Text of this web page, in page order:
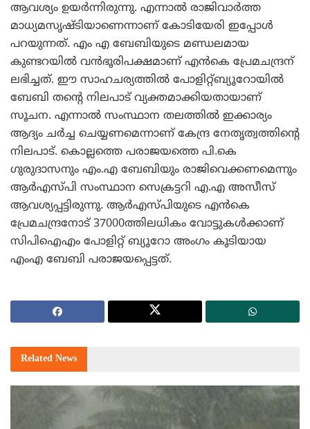
ആവശ്യം ഉയര്‍ന്നിരുന്നു. എന്നാല്‍ രാജിവാര്‍ത്ത
മാധ്യമസൃഷ്ടിയാണെന്നാണ് കോടിയേരി ഇപ്പോള്‍
പറയുന്നത്. എം എ ബേബിയുടെ മണ്ഡലമായ
കുണ്ടറയില്‍ വന്‍ഭൂരിപക്ഷമാണ് എന്‍കെ പ്രേമചന്ദ്രന്
ലഭിച്ചത്. ഈ സാഹചര്യത്തില്‍ പോളിറ്റ്ബ്യൂറോയില്‍
ബേബി തന്റെ നിലപാട് വ്യക്തമാക്കിയതായാണ്
സൂചന. എന്നാല്‍ സംസ്ഥാന തലത്തില്‍ ഇക്കാര്യം
ആദ്യം ചര്‍ച്ച ചെയ്യണമെന്നാണ് കേന്ദ്ര നേതൃത്വത്തിന്റെ
നിലപാട്. കൊല്ലത്തെ പരാജയത്തെ പി.കെ
ഗുരുദാസനും എം.എ ബേബിയും രാജിവെക്കണമെന്നും
ആര്‍എസ്പി സംസ്ഥാന സെക്രട്ടറി എ.എ അസീസ്
ആവശ്യപ്പട്ടിരുന്നു. ആര്‍എസ്പിയുടെ എന്‍കെ
പ്രേമചന്ദ്രനോട് 37000ത്തിലധികം വോട്ടുകള്‍ക്കാണ്
സിപിഐഎം പോളിറ്റ് ബ്യൂറോ അംഗം കൂടിയായ
എംഎ ബേബി പരാജയപ്പെട്ടത്.
Related News